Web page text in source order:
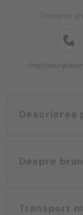
Transport
Descrierea
Transport